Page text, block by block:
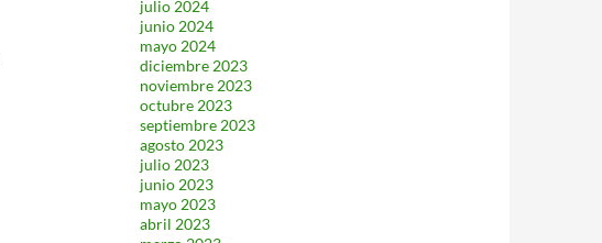
julio 2024
junio 2024
mayo 2024
diciembre 2023
noviembre 2023
octubre 2023
septiembre 2023
agosto 2023
julio 2023
junio 2023
mayo 2023
abril 2023